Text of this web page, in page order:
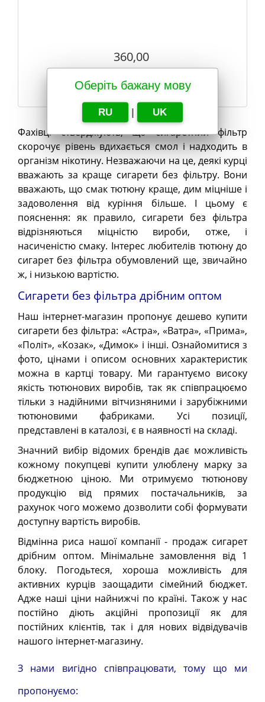
Оберіть бажану мову
RU | UK
360,00
У КОШИК
Фахівці стверджують, що сигаретний фільтр
скорочує рівень вдихається смол і надходить в
організм нікотину. Незважаючи на це, деякі курці
вважають за краще сигарети без фільтру. Вони
вважають, що смак тютюну краще, дим міцніше і
задоволення від куріння більше. І цьому є
пояснення: як правило, сигарети без фільтра
відрізняються міцністю вироби, отже, і
насиченістю смаку. Інтерес любителів тютюну до
сигарет без фільтра обумовлений ще, звичайно
ж, і низькою вартістю.
Сигарети без фільтра дрібним оптом
Наш інтернет-магазин пропонує дешево купити
сигарети без фільтра: «Астра», «Ватра», «Прима»,
«Політ», «Козак», «Димок» і інші. Ознайомитися з
фото, цінами і описом основних характеристик
можна в картці товару. Ми гарантуємо високу
якість тютюнових виробів, так як співпрацюємо
тільки з надійними вітчизняними і зарубіжними
тютюновими фабриками. Усі позиції,
представлені в каталозі, є в наявності на складі.
Значний вибір відомих брендів дає можливість
кожному покупцеві купити улюблену марку за
бюджетною ціною. Ми отримуємо тютюнову
продукцію від прямих постачальників, за
рахунок чого можемо дозволити собі формувати
доступну вартість виробів.
Відмінна риса нашої компанії - продаж сигарет
дрібним оптом. Мінімальне замовлення від 1
блоку. Погодьтеся, хороша можливість для
активних курців заощадити сімейний бюджет.
Адже наші ціни найнижчі по країні. Також у нас
постійно діють акційні пропозиції як для
постійних клієнтів, так і для нових відвідувачів
нашого інтернет-магазину.
З нами вигідно співпрацювати, тому що ми
пропонуємо: